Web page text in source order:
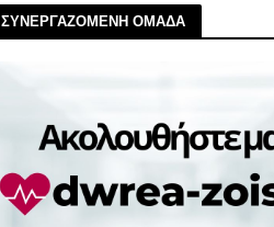
ΣΥΝΕΡΓΑΖΟΜΕΝΗ ΟΜΑΔΑ